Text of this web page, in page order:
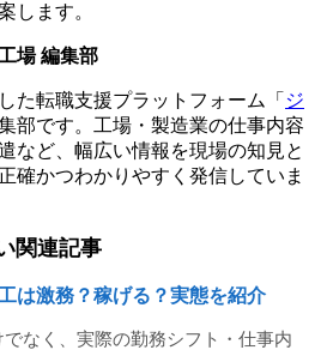
します。
場 編集部
た転職支援プラットフォーム「 ジ
部です。工場・製造業の仕事内容
など、幅広い情報を現場の知見と
確かつわかりやすく発信していま
関連記事
は激務？稼げる？実態を紹介
なく、実際の勤務シフト・仕事内